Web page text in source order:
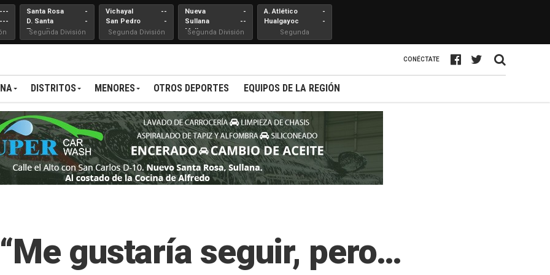
---
---
Santa Rosa
D. Santa
Teresita
-
-
Segunda División
Vichayal
San Pedro
--
-
Segunda División
Nueva
Sullana
Mallares
-
--
Segunda División
A. Atlético
Hualgayoc
-
-
Segunda
Profesional
CONÉCTATE
DISTRITOS MENORES OTROS DEPORTES EQUIPOS DE LA REGIÓN
gustaría seguir, pero…